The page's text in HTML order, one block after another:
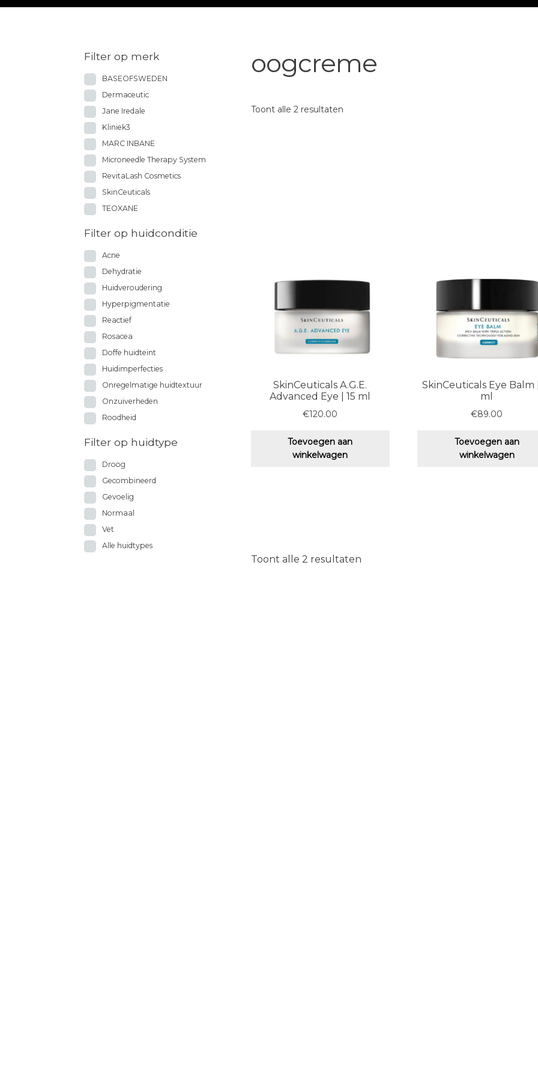
oogcreme
Toont alle 2 resultaten
SkinCeuticals A.G.E.
Advanced Eye | 15 ml
€120.00
Toevoegen aan
winkelwagen
SkinCeuticals Eye Balm
ml
€89.00
Toevoegen aan
winkelwagen
Toont alle 2 resultaten
Filter op merk
BASEOFSWEDEN
Dermaceutic
Jane Iredale
Kliniek3
MARC INBANE
Microneedle Therapy System
RevitaLash Cosmetics
SkinCeuticals
TEOXANE
Filter op huidconditie
Acne
Dehydratie
Huidveroudering
Hyperpigmentatie
Reactief
Rosacea
Doffe huidteint
Huidimperfecties
Onregelmatige huidtextuur
Onzuiverheden
Roodheid
Filter op huidtype
Droog
Gecombineerd
Gevoelig
Normaal
Vet
Alle huidtypes